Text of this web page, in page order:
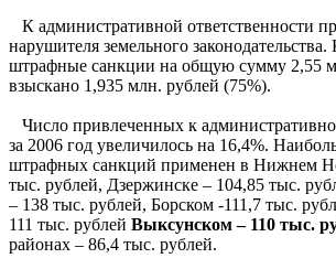
К административной ответственности
нарушителя земельного
штрафные санкции на общую сумму 2,55
взыскано 1,935 млн. рублей (75%).
Число привлеченных к
за 2006 год увеличилось на 16,4%.
штрафных санкций применен в Нижнем
тыс. рублей, Дзержинске – 104,85 тыс.
– 138 тыс. рублей, Борском -111,7 тыс.
111 тыс. рублей Выксунском – 110 тыс.
районах – 86,4 тыс. рублей.